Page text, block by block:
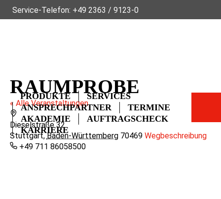
Service-Telefon: +49 2363 / 9123-0
PRODUKTE
SERVICES
ANSPRECHPARTNER
TERMINE
AKADEMIE
AUFTRAGSCHECK
KARRIERE
RAUMPROBE
« Alle Veranstaltungen
Adresse
Dieselstraße 32
Stuttgart, Baden-Württemberg 70469 Wegbeschreibung
Telefon
+49 711 86058500